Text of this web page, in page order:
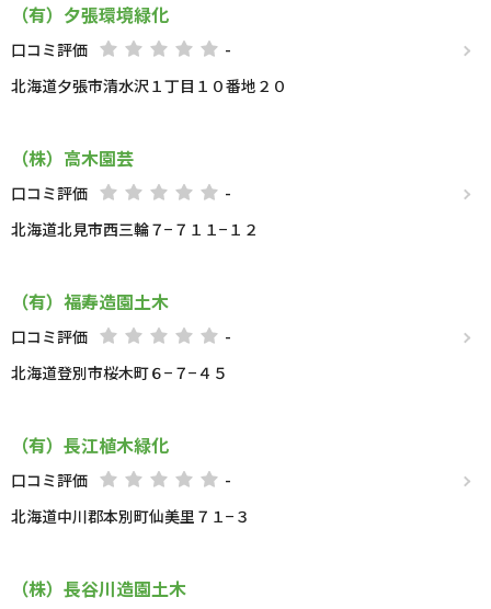
（有）夕張環境緑化
口コミ評価
-
北海道夕張市清水沢１丁目１０番地２０
（株）高木園芸
口コミ評価
-
北海道北見市西三輪７−７１１−１２
（有）福寿造園土木
口コミ評価
-
北海道登別市桜木町６−７−４５
（有）長江植木緑化
口コミ評価
-
北海道中川郡本別町仙美里７１−３
（株）長谷川造園土木